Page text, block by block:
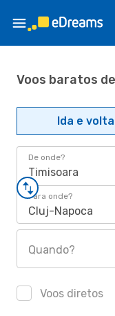
Voos baratos
Ida e volta
De onde?
Timisoara
Para onde?
Cluj-Napoca
Quando?
Voos diretos